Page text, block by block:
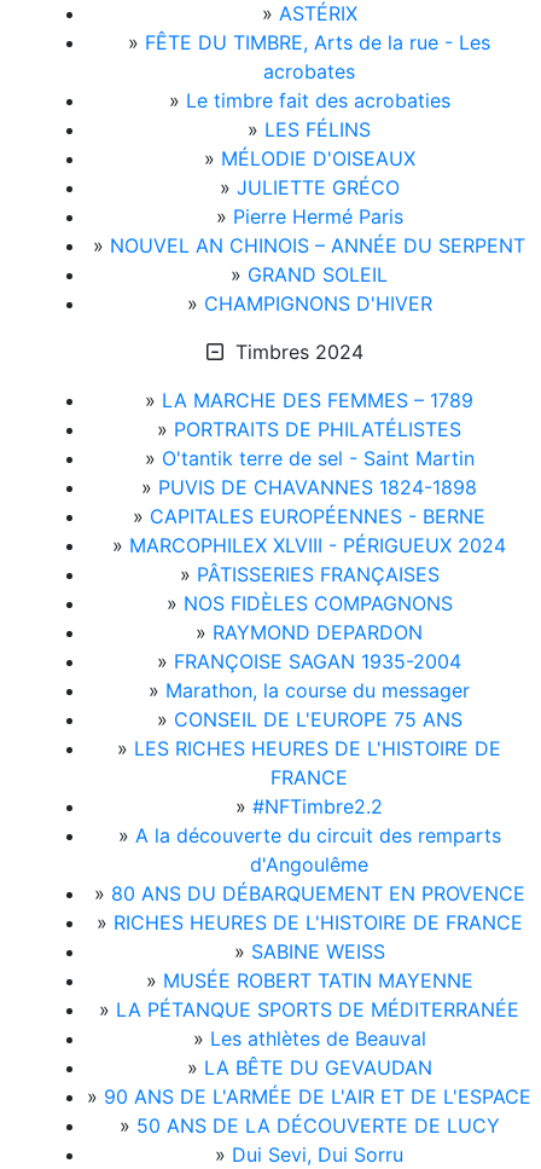
» ASTÉRIX
» FÊTE DU TIMBRE, Arts de la rue - Les
acrobates
» Le timbre fait des acrobaties
» LES FÉLINS
» MÉLODIE D'OISEAUX
» JULIETTE GRÉCO
» Pierre Hermé Paris
» NOUVEL AN CHINOIS – ANNÉE DU SERPENT
» GRAND SOLEIL
» CHAMPIGNONS D'HIVER
Timbres 2024
» LA MARCHE DES FEMMES – 1789
» PORTRAITS DE PHILATÉLISTES
» O'tantik terre de sel - Saint Martin
» PUVIS DE CHAVANNES 1824-1898
» CAPITALES EUROPÉENNES - BERNE
» MARCOPHILEX XLVIII - PÉRIGUEUX 2024
» PÂTISSERIES FRANÇAISES
» NOS FIDÈLES COMPAGNONS
» RAYMOND DEPARDON
» FRANÇOISE SAGAN 1935-2004
» Marathon, la course du messager
» CONSEIL DE L'EUROPE 75 ANS
» LES RICHES HEURES DE L'HISTOIRE DE
FRANCE
» #NFTimbre2.2
» A la découverte du circuit des remparts
d'Angoulême
» 80 ANS DU DÉBARQUEMENT EN PROVENCE
» RICHES HEURES DE L'HISTOIRE DE FRANCE
» SABINE WEISS
» MUSÉE ROBERT TATIN MAYENNE
» LA PÉTANQUE SPORTS DE MÉDITERRANÉE
» Les athlètes de Beauval
» LA BÊTE DU GEVAUDAN
» 90 ANS DE L'ARMÉE DE L'AIR ET DE L'ESPACE
» 50 ANS DE LA DÉCOUVERTE DE LUCY
» Dui Sevi, Dui Sorru